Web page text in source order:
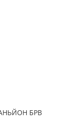
БРВ